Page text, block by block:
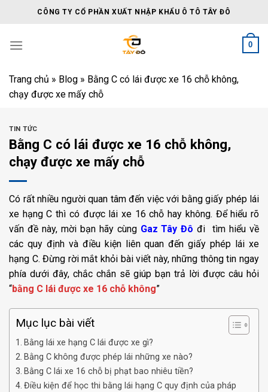
CÔNG TY CỔ PHẦN XUẤT NHẬP KHẨU Ô TÔ TÂY ĐÔ
0
Trang chủ » Blog » Bằng C có lái được xe 16 chỗ không,
chạy được xe mấy chỗ
TIN TỨC
Bằng C có lái được xe 16 chỗ không,
chạy được xe mấy chỗ
Có rất nhiều người quan tâm đến việc với bằng giấy phép lái
xe hạng C thì có được lái xe 16 chỗ hay không. Để hiểu rõ
vấn đề này, mời bạn hãy cùng Gaz Tây Đô đi tìm hiểu về
các quy định và điều kiện liên quan đến giấy phép lái xe
hạng C. Đừng rời mắt khỏi bài viết này, những thông tin ngay
phía dưới đây, chắc chắn sẽ giúp bạn trả lời được câu hỏi
“bằng C lái được xe 16 chỗ không”
Mục lục bài viết
Bằng lái xe hạng C lái được xe gì?
Bằng C không được phép lái những xe nào?
Bằng C lái xe 16 chỗ bị phạt bao nhiêu tiền?
Điều kiện để học thi bằng lái hạng C quy định của pháp